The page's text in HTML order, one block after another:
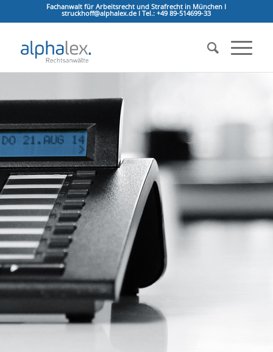
Fachanwalt für Arbeitsrecht und Strafrecht in München I
struckhoff@alphalex.de I Tel.: +49 89-514699-33